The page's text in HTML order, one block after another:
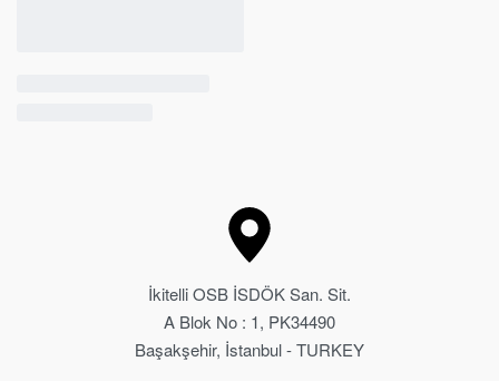
İkitelli OSB İSDÖK San. Sit.
A Blok No : 1, PK34490
Başakşehir, İstanbul - TURKEY